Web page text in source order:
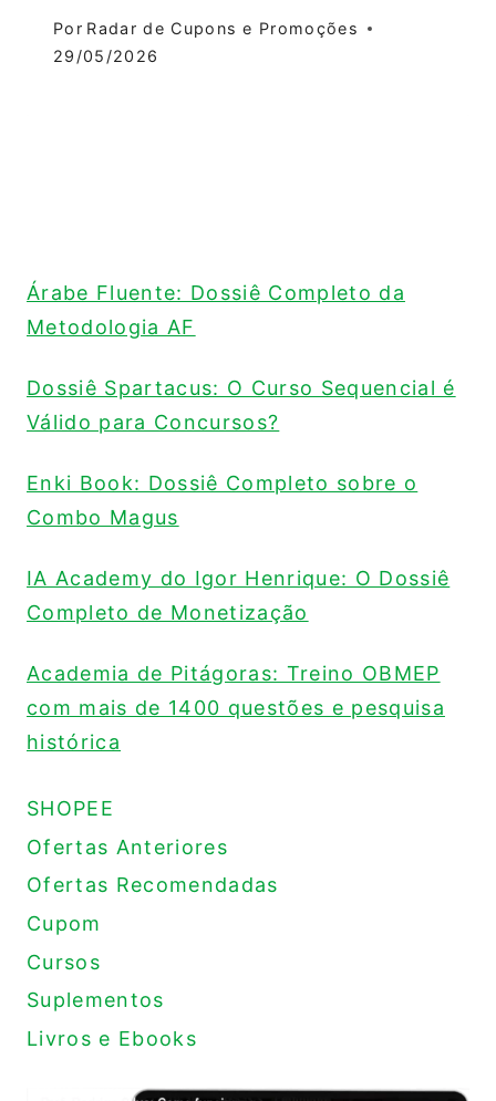
Por Radar de Cupons e Promoções
29/05/2026
Árabe Fluente: Dossiê Completo da
Metodologia AF
Dossiê Spartacus: O Curso Sequencial é
Válido para Concursos?
Enki Book: Dossiê Completo sobre o
Combo Magus
IA Academy do Igor Henrique: O Dossiê
Completo de Monetização
Academia de Pitágoras: Treino OBMEP
com mais de 1400 questões e pesquisa
histórica
SHOPEE
Ofertas Anteriores
Ofertas Recomendadas
Cupom
Cursos
Suplementos
Livros e Ebooks